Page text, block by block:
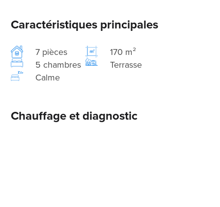
Caractéristiques principales
7 pièces
170 m²
5 chambres
Terrasse
Calme
Chauffage et diagnostic